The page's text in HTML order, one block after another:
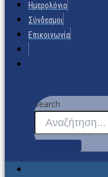
Ημερολόγιο
Σύνδεσμοι
Επικοινωνία
Search